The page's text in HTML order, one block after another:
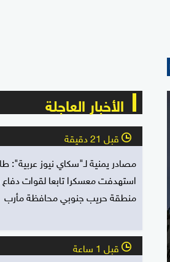
الأخبار العاجلة
l قبل 21 دقيقة
مصادر يمنية لـ"سكاي نيوز عربية":
استهدفت معسكرا تابعا لقوات
منطقة حريب جنوبي محافظة مأرب
l قبل 1 ساعة